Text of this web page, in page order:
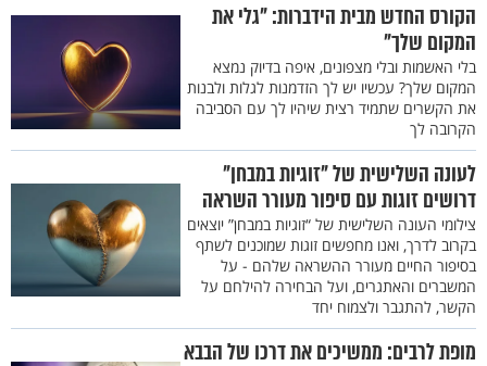
הקורס החדש מבית הידברות: "גלי את
המקום שלך"
בלי האשמות ובלי מצפונים, איפה בדיוק נמצא
המקום שלך? עכשיו יש לך הזדמנות לגלות ולבנות
את הקשרים שתמיד רצית שיהיו לך עם הסביבה
הקרובה לך
לעונה השלישית של "זוגיות במבחן"
דרושים זוגות עם סיפור מעורר השראה
צילומי העונה השלישית של “זוגיות במבחן” יוצאים
בקרוב לדרך, ואנו מחפשים זוגות שמוכנים לשתף
בסיפור החיים מעורר ההשראה שלהם - על
המשברים והאתגרים, ועל הבחירה להילחם על
הקשר, להתגבר ולצמוח יחד
מופת לרבים: ממשיכים את דרכו של הבבא